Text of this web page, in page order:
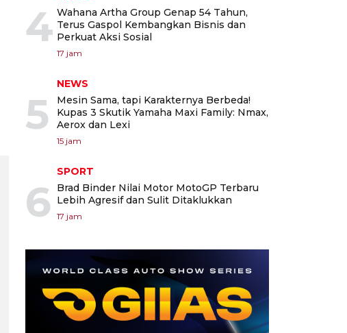
4 Wahana Artha Group Genap 54 Tahun,
Terus Gaspol Kembangkan Bisnis dan
Perkuat Aksi Sosial
17 jam
5
NEWS
Mesin Sama, tapi Karakternya Berbeda!
Kupas 3 Skutik Yamaha Maxi Family: Nmax,
Aerox dan Lexi
15 jam
6
SPORT
Brad Binder Nilai Motor MotoGP Terbaru
Lebih Agresif dan Sulit Ditaklukkan
17 jam